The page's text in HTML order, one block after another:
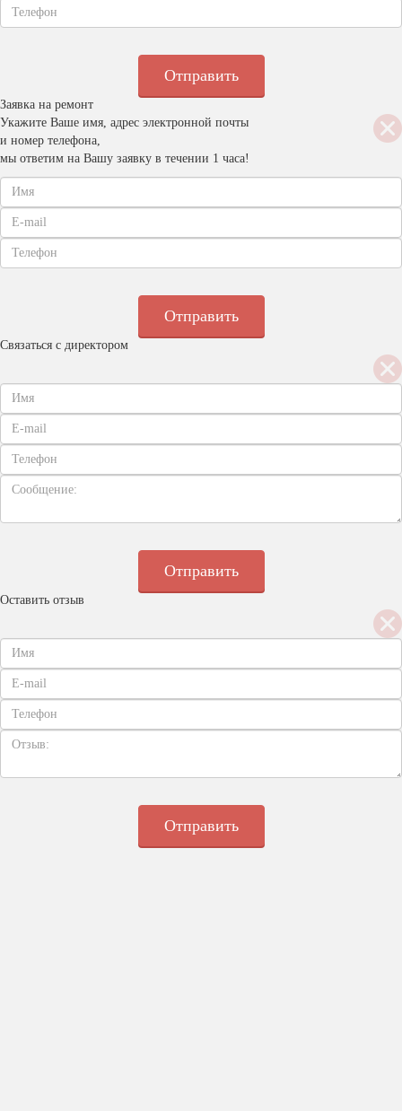
Заявка на ремонт
Укажите Ваше имя, адрес электронной почты
и номер телефона,
мы ответим на Вашу заявку в течении 1 часа!
Связаться с директором
Оставить отзыв